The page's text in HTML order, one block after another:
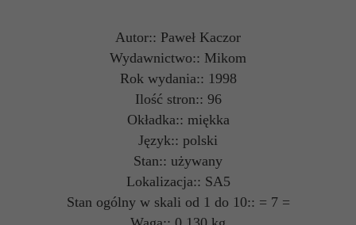
Autor:: Paweł Kaczor
Wydawnictwo:: Mikom
Rok wydania:: 1998
Ilość stron:: 96
Okładka:: miękka
Język:: polski
Stan:: używany
Lokalizacja:: SA5
Stan ogólny w skali od 1 do 10:: = 7 =